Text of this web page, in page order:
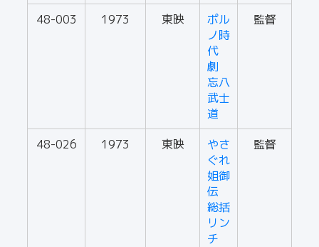
48-003 1973 東映
ポル
ノ時
代
劇
忘八
武士
道
監督
48-026 1973 東映
やさ
ぐれ
姐御
伝
総括
リン
チ
監督